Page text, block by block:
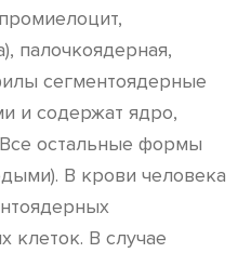
палочкоядерная,
сегментоядерные
и содержат ядро,
остальные формы
В крови человека
клеток. В случае